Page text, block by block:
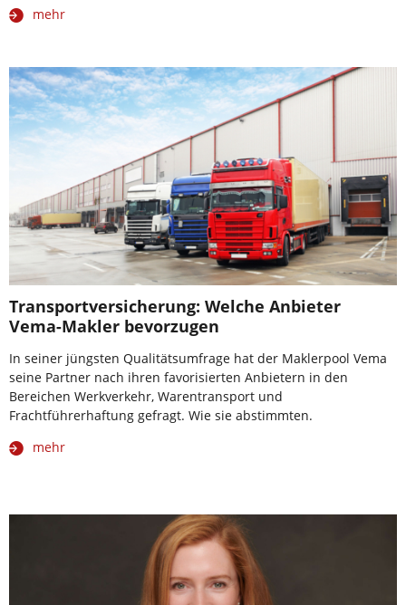
mehr
Transportversicherung: Welche Anbieter
Vema-Makler bevorzugen
In seiner jüngsten Qualitätsumfrage hat der Maklerpool Vema
seine Partner nach ihren favorisierten Anbietern in den
Bereichen Werkverkehr, Warentransport und
Frachtführerhaftung gefragt. Wie sie abstimmten.
mehr